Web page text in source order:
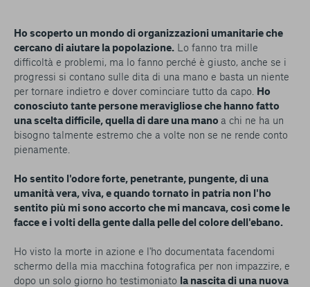
Ho scoperto un mondo di organizzazioni umanitarie che
cercano di aiutare la popolazione. Lo fanno tra mille
difficoltà e problemi, ma lo fanno perché è giusto, anche se i
progressi si contano sulle dita di una mano e basta un niente
per tornare indietro e dover cominciare tutto da capo. Ho
conosciuto tante persone meravigliose che hanno fatto
una scelta difficile, quella di dare una mano a chi ne ha un
bisogno talmente estremo che a volte non se ne rende conto
pienamente.
Ho sentito l'odore forte, penetrante, pungente, di una
umanità vera, viva, e quando tornato in patria non l'ho
sentito più mi sono accorto che mi mancava, così come le
facce e i volti della gente dalla pelle del colore dell'ebano.
Ho visto la morte in azione e l'ho documentata facendomi
schermo della mia macchina fotografica per non impazzire, e
dopo un solo giorno ho testimoniato la nascita di una nuova